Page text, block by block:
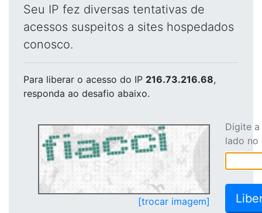
Seu IP fez diversas tentativas de
acessos suspeitos a sites hospedados
conosco.
Para liberar o acesso do IP 216.73.216.68,
responda ao desafio abaixo.
[trocar imagem]
Digite
lado no